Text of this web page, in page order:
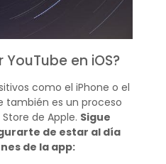
en iOS?
como el iPhone o el
también es un proceso
de Apple. Sigue
de estar al día
de la app: